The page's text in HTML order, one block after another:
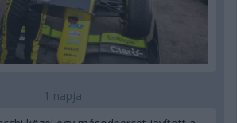
1 napja